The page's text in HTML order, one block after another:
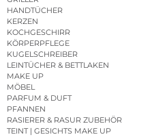
HANDTÜCHER
KERZEN
KOCHGESCHIRR
KÖRPERPFLEGE
KUGELSCHREIBER
LEINTÜCHER & BETTLAKEN
MAKE UP
MÖBEL
PARFUM & DUFT
PFANNEN
RASIERER & RASUR ZUBEHÖR
TEINT | GESICHTS MAKE UP